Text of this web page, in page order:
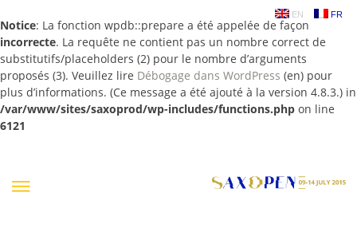
Notice: La fonction wpdb::prepare a été appelée de façon
incorrecte. La requête ne contient pas un nombre correct de
substitutifs/placeholders (2) pour le nombre d’arguments
proposés (3). Veuillez lire Débogage dans WordPress (en) pour
plus d’informations. (Ce message a été ajouté à la version 4.8.3.) in
/var/www/sites/saxoprod/wp-includes/functions.php on line
6121
EN FR